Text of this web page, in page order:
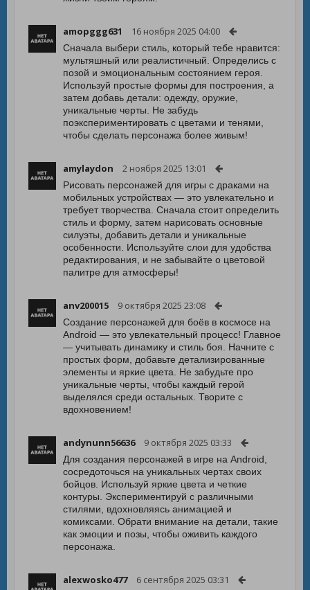
amopggg631 16 ноября 2025 04:00
Сначала выбери стиль, который тебе нравится:
мультяшный или реалистичный. Определись с
позой и эмоциональным состоянием героя.
Используй простые формы для построения, а
затем добавь детали: одежду, оружие,
уникальные черты. Не забудь
поэкспериментировать с цветами и тенями,
чтобы сделать персонажа более живым!
amylaydon 2 ноября 2025 13:01
Рисовать персонажей для игры с драками на
мобильных устройствах — это увлекательно и
требует творчества. Сначала стоит определить
стиль и форму, затем нарисовать основные
силуэты, добавить детали и уникальные
особенности. Используйте слои для удобства
редактирования, и не забывайте о цветовой
палитре для атмосферы!
anv200015 9 октября 2025 23:08
Создание персонажей для боёв в космосе на
Android — это увлекательный процесс! Главное
— учитывать динамику и стиль боя. Начните с
простых форм, добавьте детализированные
элементы и яркие цвета. Не забудьте про
уникальные черты, чтобы каждый герой
выделялся среди остальных. Творите с
вдохновением!
andynunn56636 9 октября 2025 03:33
Для создания персонажей в игре на Android,
сосредоточься на уникальных чертах своих
бойцов. Используй яркие цвета и четкие
контуры. Экспериментируй с различными
стилями, вдохновляясь анимацией и
комиксами. Обрати внимание на детали, такие
как эмоции и позы, чтобы оживить каждого
персонажа.
alexwosko477 6 сентября 2025 03:31